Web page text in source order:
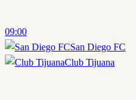
09:00
San Diego FC
Club Tijuana